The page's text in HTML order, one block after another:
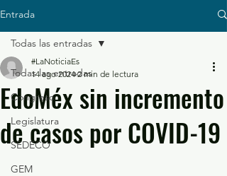
Entrada
Todas las entradas
Congreso
Legislatura
SEDECO
GEM
Todas las entradas
EdoMéx sin incremento
de casos por COVID-19
#LaNoticiaEs
14 ago 2024 2 min de lectura